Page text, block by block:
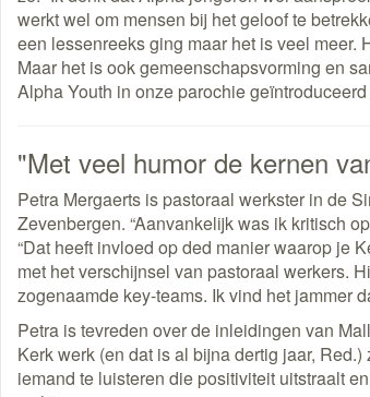
werkt wel om mensen bij het geloof te
een lessenreeks ging maar het is veel
Maar het is ook gemeenschapsvorming en
Alpha Youth in onze parochie
"Met veel humor de kernen
Petra Mergaerts is pastoraal werkster in de
Zevenbergen. “Aanvankelijk was ik kritisch
“Dat heeft invloed op ded manier waarop je
met het verschijnsel van pastoraal werkers.
zogenaamde key-teams. Ik vind het jammer
Petra is tevreden over de inleidingen van
Kerk werk (en dat is al bijna dertig jaar,
iemand te luisteren die positiviteit uitstraalt